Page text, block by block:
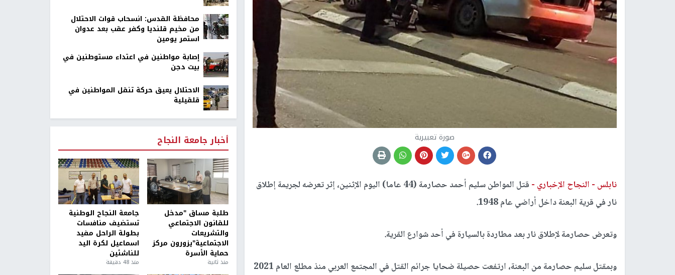
صورة تعبيرية
نابلس - النجاح الإخباري -
قتل المواطن سليم أحمد حصارمة (44 عاما) اليوم الإثنين، إثر تعرضه لجريمة إطلاق
نار في قرية البعنة داخل أراضي عام 1948.
وتعرض حصارمة لإطلاق نار بعد مطاردة بالسيارة في أحد شوارع القرية.
وبمقتل سليم حصارمة من البعنة، ارتفعت حصيلة ضحايا جرائم القتل في المجتمع العربي منذ مطلع العام 2021
محافظة القدس: انسحاب قوات الاحتلال
من مخيم قلنديا وكفر عقب بعد عدوان
استمر يومين
إصابة مواطنين في اعتداء مستوطنين في
بيت دجن
الاحتلال يعيق حركة تنقل المواطنين في
قلقيلية
أخبار جامعة النجاح
طلبة مساق "مدخل
للقانون الاجتماعي
والتشريعات
الاجتماعية"يزورون مركز
حماية الأسرة
منذ ثانية
جامعة النجاح الوطنية
تستضيف منافسات
بطولة الراحل مفيد
اسماعيل لكرة اليد
للناشئين
منذ 48 دقيقة